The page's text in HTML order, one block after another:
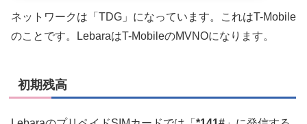
ネットワークは「TDG」になっています。これはT-Mobile
のことです。LebaraはT-MobileのMVNOになります。
初期残高